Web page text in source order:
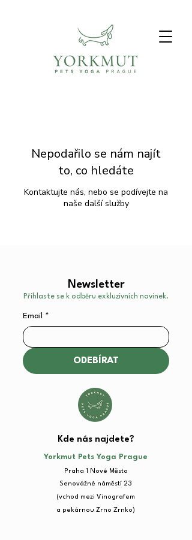
Nepodařilo se nám najít
to, co hledáte
Kontaktujte nás, nebo se podívejte na
naše další služby
Newsletter
Přihlaste se k odběru exkluzivních novinek.
Email *
ODEBÍRAT
Kde nás najdete?​
Yorkmut Pets Yoga Prague
Praha 1 Nové Město
Senovážné náměstí 23​
(vchod mezi Vinografem
a pekárnou Zrno Zrnko)